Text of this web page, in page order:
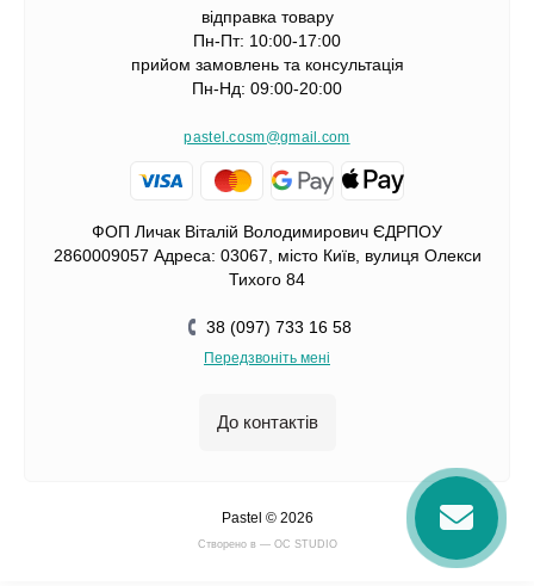
відправка товару
Пн-Пт: 10:00-17:00
прийом замовлень та консультація
Пн-Нд: 09:00-20:00
pastel.cosm@gmail.com
ФОП Личак Віталій Володимирович ЄДРПОУ
2860009057 Адреса: 03067, місто Київ, вулиця Олекси
Тихого 84
38 (097) 733 16 58
Передзвоніть мені
До контактів
Pastel © 2026
Cтворено в — OC STUDIO